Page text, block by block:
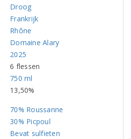
Droog
Frankrijk
Rhône
Domaine Alary
2025
6 flessen
750 ml
13,50%
70% Roussanne
30% Picpoul
Bevat sulfieten